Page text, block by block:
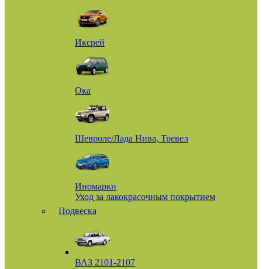
Иксрей
Ока
Шевроле/Лада Нива, Тревел
Иномарки
Уход за лакокрасочным покрытием
Подвеска
ВАЗ 2101-2107